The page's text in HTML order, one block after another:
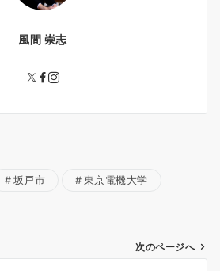
風間 崇志
坂戸市 東京電機大学
次のページへ